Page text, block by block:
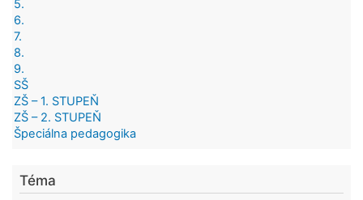
5.
6.
7.
8.
9.
SŠ
ZŠ – 1. STUPEŇ
ZŠ – 2. STUPEŇ
Špeciálna pedagogika
Téma